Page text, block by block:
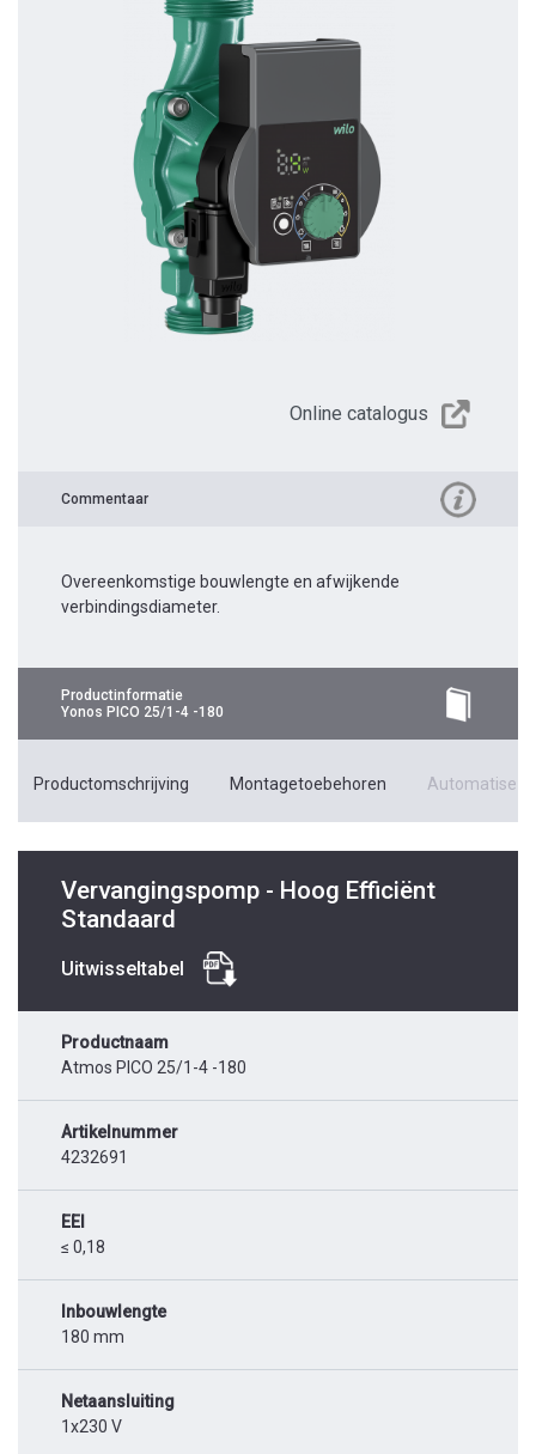
Online catalogus
Commentaar
Overeenkomstige bouwlengte en afwijkende
verbindingsdiameter.
Productinformatie
Yonos PICO 25/1-4 -180
Productomschrijving Montagetoebehoren
Vervangingspomp - Hoog Efficiënt
Standaard
Uitwisseltabel
Productnaam
Atmos PICO 25/1-4 -180
Artikelnummer
4232691
EEI
≤ 0,18
Inbouwlengte
180 mm
Netaansluiting
1x230 V